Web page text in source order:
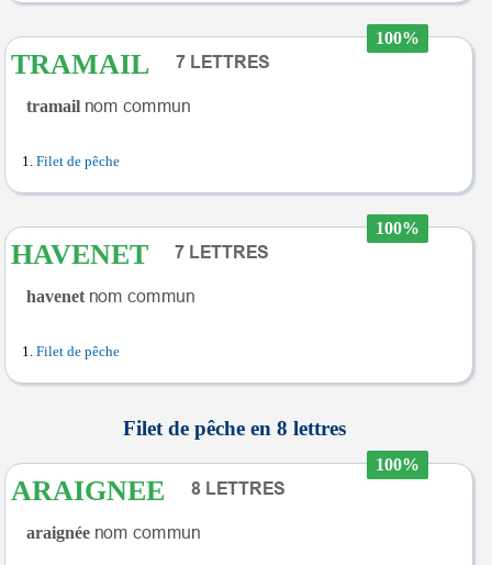
100%
TRAMAIL
tramail
Filet de pêche
100%
HAVENET
havenet
Filet de pêche
Filet de pêche en 8 lettres
100%
ARAIGNEE
araignée